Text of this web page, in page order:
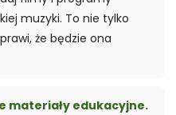
muzyki. To nie tylko
że będzie ona
materiały edukacyjne.